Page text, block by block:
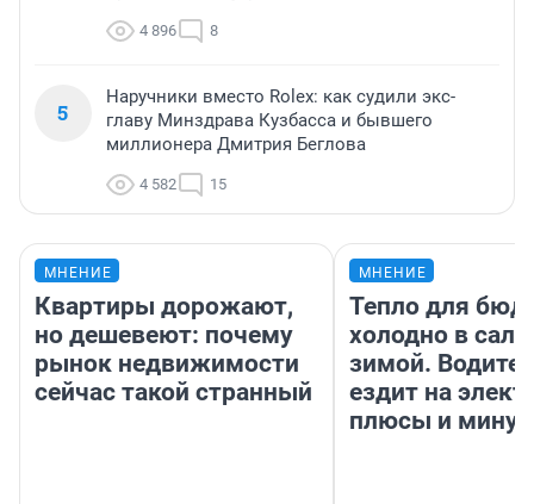
4 896 8
5
Наручники вместо Rolex: как судили экс-
главу Минздрава Кузбасса и бывшего
миллионера Дмитрия Беглова
4 582 15
МНЕНИЕ
Квартиры дорожают,
но дешевеют: почему
рынок недвижимости
сейчас такой странный
МНЕНИЕ
Тепло для
холодно в
зимой.
ездит на
плюсы и